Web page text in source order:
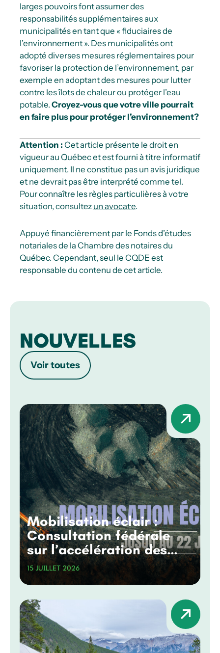
larges pouvoirs font assumer des
responsabilités supplémentaires aux
municipalités en tant que « fiduciaires de
l’environnement ». Des municipalités ont
adopté diverses mesures réglementaires pour
favoriser la protection de l’environnement, par
exemple en adoptant des mesures pour lutter
contre les îlots de chaleur ou protéger l’eau
potable. Croyez-vous que votre ville pourrait
en faire plus pour protéger l’environnement?
Attention : Cet article présente le droit en
vigueur au Québec et est fourni à titre informatif
uniquement. Il ne constitue pas un avis juridique
et ne devrait pas être interprété comme tel.
Pour connaître les règles particulières à votre
situation, consultez un avocat·e.
Appuyé financièrement par le Fonds d’études
notariales de la Chambre des notaires du
Québec. Cependant, seul le CQDE est
responsable du contenu de cet article.
NOUVELLES
Voir toutes
Mobilisation éclair :
Consultation fédérale
sur l’accélération des
grands projets
15 JUILLET 2026